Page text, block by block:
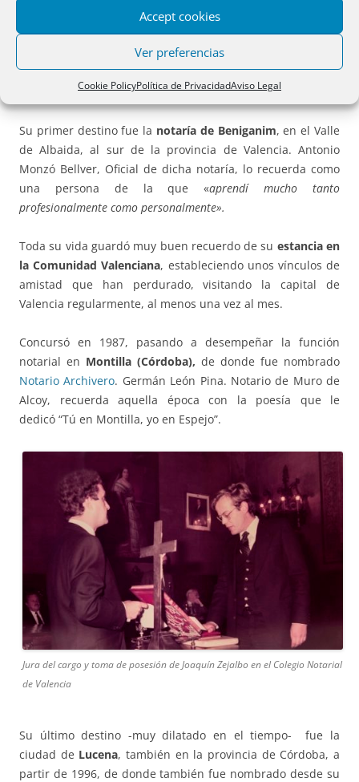
Accept cookies
Ver preferencias
Cookie PolicyPolítica de PrivacidadAviso Legal
Ingresó en el Cuerpo Notarial en laoposición de 1984
celebrada en Burgos.
Su primer destino fue la notaría de Beniganim, en el Valle
de Albaida, al sur de la provincia de Valencia. Antonio
Monzó Bellver, Oficial de dicha notaría, lo recuerda como
una persona de la que «aprendí mucho tanto
profesionalmente como personalmente».
Toda su vida guardó muy buen recuerdo de su estancia en
la Comunidad Valenciana, estableciendo unos vínculos de
amistad que han perdurado, visitando la capital de
Valencia regularmente, al menos una vez al mes.
Concursó en 1987, pasando a desempeñar la función
notarial en Montilla (Córdoba), de donde fue nombrado
Notario Archivero. Germán León Pina. Notario de Muro de
Alcoy, recuerda aquella época con la poesía que le
dedicó “Tú en Montilla, yo en Espejo”.
Jura del cargo y toma de posesión de Joaquín Zejalbo en el Colegio Notarial
de Valencia
Su último destino -muy dilatado en el tiempo- fue la
ciudad de Lucena, también en la provincia de Córdoba, a
partir de 1996, de donde también fue nombrado desde su